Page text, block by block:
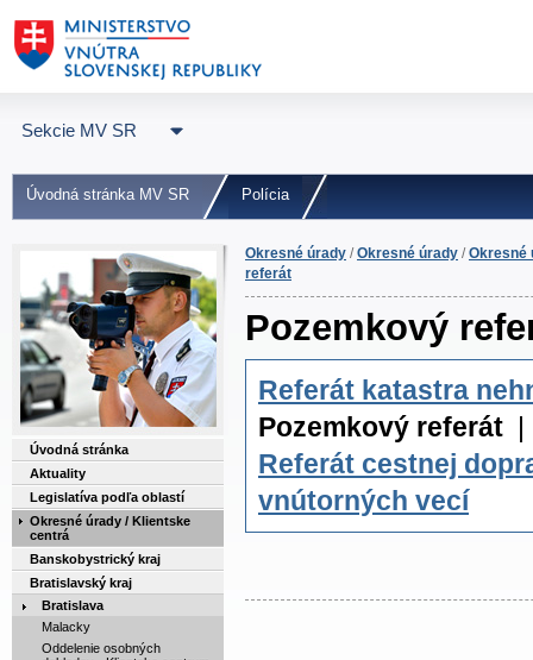
Sekcie MV SR
Úvodná stránka MV SR Polícia
Úvodná stránka
Aktuality
Legislatíva podľa oblastí
Okresné úrady / Klientske
centrá
Banskobystrický kraj
Bratislavský kraj
Bratislava
Malacky
Oddelenie osobných
Okresné úrady /Okresné úrady /Okresné
referát
Pozemkový
Referát katastra
Pozemkový referát
Referát cestnej
vnútorných vecí